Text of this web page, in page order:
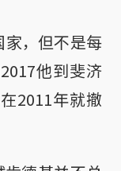
，但不是每
他到斐济
2011年就撤